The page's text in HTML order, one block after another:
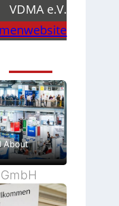
VDMA e.V.
About